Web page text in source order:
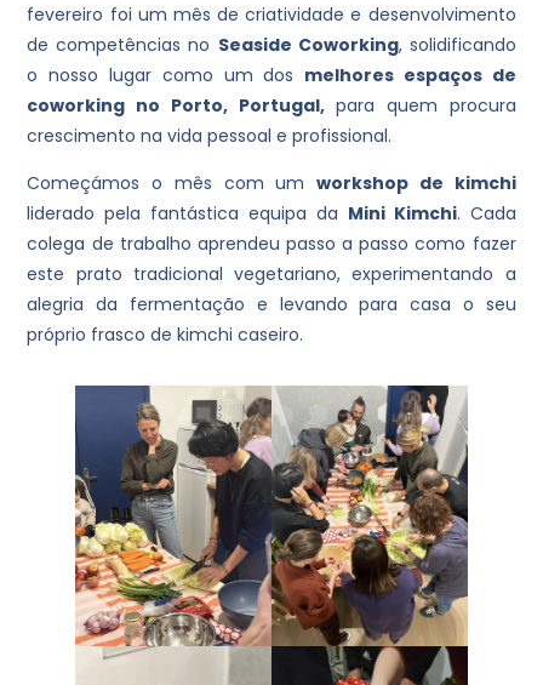
fevereiro foi um mês de criatividade e desenvolvimento
de competências no Seaside Coworking, solidificando
o nosso lugar como um dos melhores espaços de
coworking no Porto, Portugal,para quem procura
crescimento na vida pessoal e profissional.
Começámos o mês com umworkshop de kimchi
liderado pela fantástica equipa da Mini Kimchi. Cada
colega de trabalho aprendeu passo a passo como fazer
este prato tradicional vegetariano, experimentando a
alegria da fermentação e levando para casa o seu
próprio frasco de kimchi caseiro.